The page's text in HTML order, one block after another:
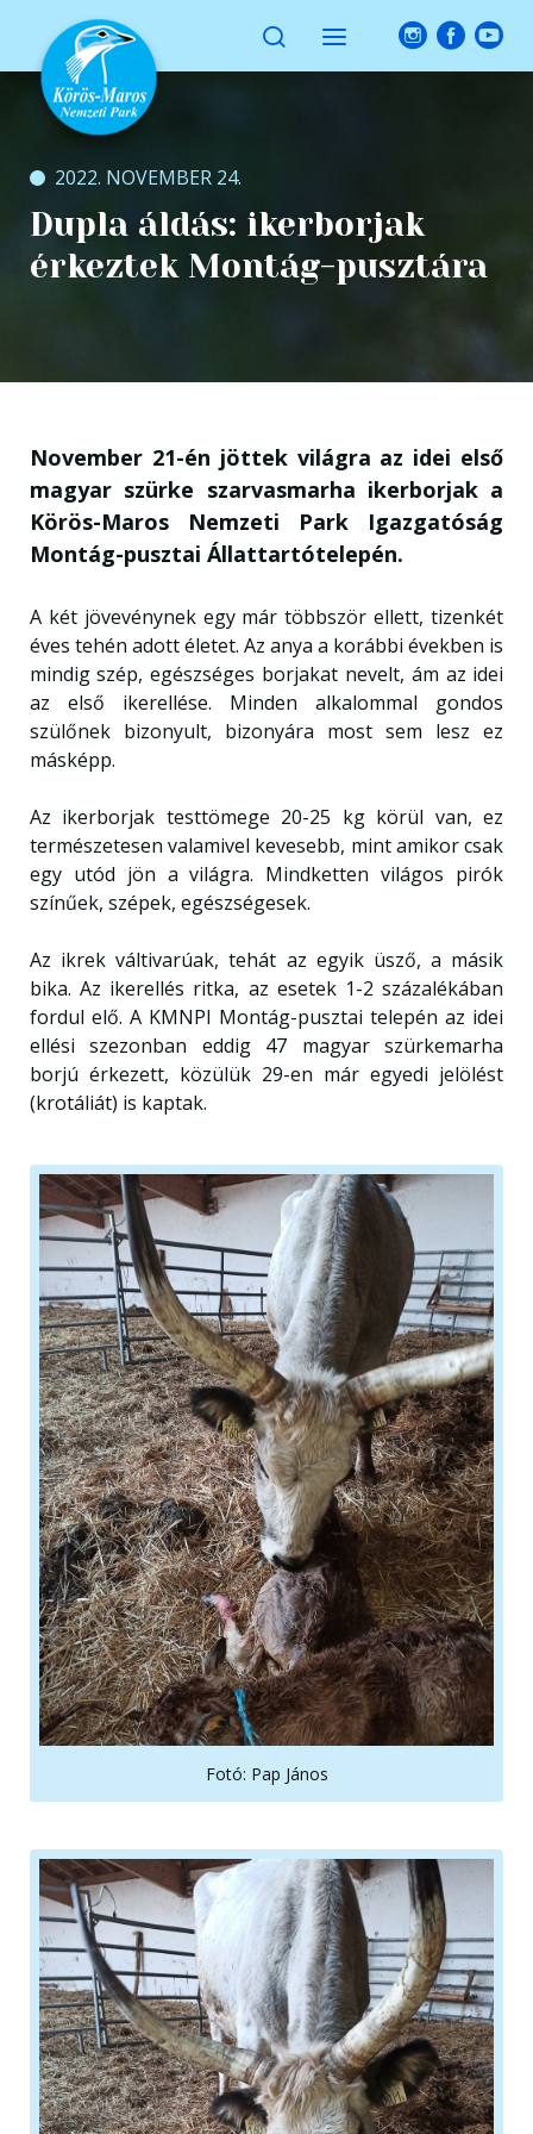
2022. NOVEMBER 24.
Dupla áldás: ikerborjak
érkeztek Montág-pusztára
November 21-én jöttek világra az idei első
magyar szürke szarvasmarha ikerborjak a
Körös-Maros Nemzeti Park Igazgatóság
Montág-pusztai Állattartótelepén.
A két jövevénynek egy már többször ellett, tizenkét
éves tehén adott életet. Az anya a korábbi években is
mindig szép, egészséges borjakat nevelt, ám az idei
az első ikerellése. Minden alkalommal gondos
szülőnek bizonyult, bizonyára most sem lesz ez
másképp.
Az ikerborjak testtömege 20-25 kg körül van, ez
természetesen valamivel kevesebb, mint amikor csak
egy utód jön a világra. Mindketten világos pirók
színűek, szépek, egészségesek.
Az ikrek váltivarúak, tehát az egyik üsző, a másik
bika. Az ikerellés ritka, az esetek 1-2 százalékában
fordul elő. A KMNPI Montág-pusztai telepén az idei
ellési szezonban eddig 47 magyar szürkemarha
borjú érkezett, közülük 29-en már egyedi jelölést
(krotáliát) is kaptak.
Fotó: Pap János